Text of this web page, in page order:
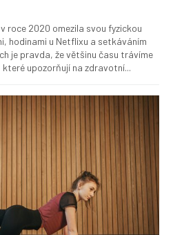
o různých onemocněních,
techniky jógy a rady pro
roce 2020 omezila svou fyzickou
hodinami u Netflixu a setkáváním
je pravda, že většinu času trávíme
upozorňují na zdravotní...